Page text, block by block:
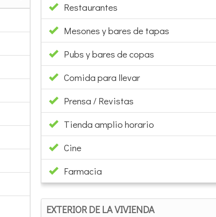
Mesones y bares de tapas
Pubs y bares de copas
Comida para llevar
Prensa / Revistas
Tienda amplio horario
Cine
Farmacia